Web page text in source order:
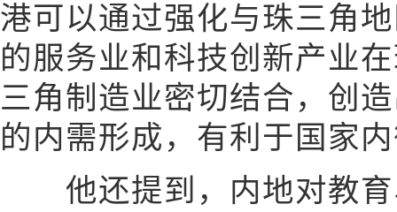
港可以通过强化与珠三角
的服务业和科技创新产业
三角制造业密切结合，创
的内需形成，有利于国家
他还提到，内地对教育